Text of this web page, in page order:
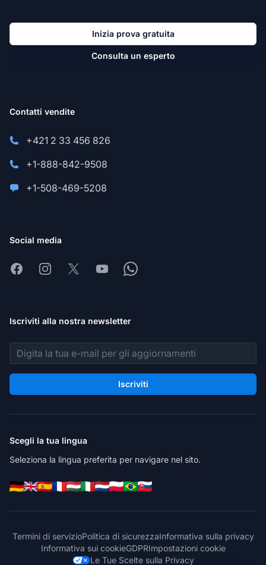
Inizia prova gratuita
Consulta un esperto
Contatti vendite
+421 2 33 456 826
+1-888-842-9508
+1-508-469-5208
Social media
FacebookInstagram
X YoutubeWhatsapp
Iscriviti alla nostra newsletter
Indirizzo email
Iscriviti
Scegli la tua lingua
Seleziona la lingua preferita per navigare nel sito.
Termini di servizioPolitica di sicurezzaInformativa sulla privacy
Informativa sui cookieGDPRImpostazioni cookie
Le Tue Scelte sulla Privacy